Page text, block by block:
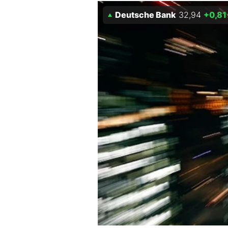
Experten
Mein B:O
Mein Konto
Folgen Sie uns
Kontakt
Deutsche Bank 32,94 +0,81